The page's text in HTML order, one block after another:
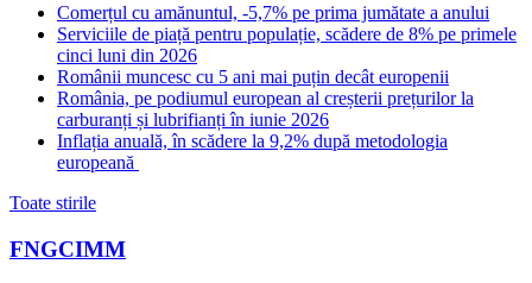
Comerțul cu amănuntul, -5,7% pe prima jumătate a anului
Serviciile de piață pentru populație, scădere de 8% pe primele
cinci luni din 2026
Românii muncesc cu 5 ani mai puțin decât europenii
România, pe podiumul european al creșterii prețurilor la
carburanți și lubrifianți în iunie 2026
Inflația anuală, în scădere la 9,2% după metodologia
europeană
Toate stirile
FNGCIMM